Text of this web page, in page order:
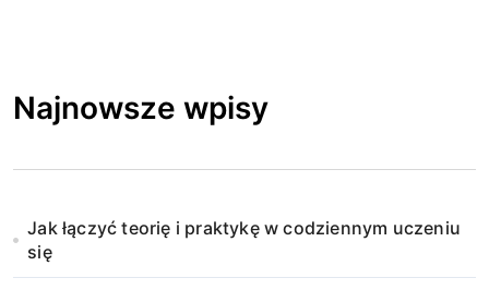
Najnowsze wpisy
Jak łączyć teorię i praktykę w codziennym uczeniu
się